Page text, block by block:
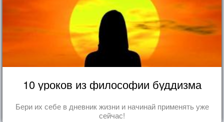
10 уроков из философии буддизма
Бери их себе в дневник жизни и начинай применять уже
сейчас!